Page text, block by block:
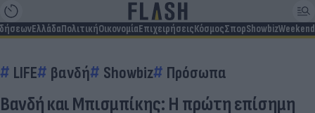
ΕλλάδαΠολιτικήΟικονομίαΕπιχειρήσειςΚόσμοςΣπορShowbizWeekend
LIFE βανδή Showbiz Πρόσωπα
Βανδή και Μπισμπίκης: Η πρώτη επίσημη